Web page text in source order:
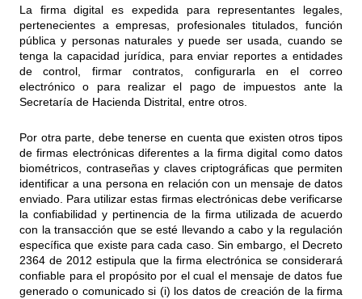
La firma digital es expedida para representantes legales,
pertenecientes a empresas, profesionales titulados, función
pública y personas naturales y puede ser usada, cuando se
tenga la capacidad jurídica, para enviar reportes a entidades
de control, firmar contratos, configurarla en el correo
electrónico o para realizar el pago de impuestos ante la
Secretaría de Hacienda Distrital, entre otros.
Por otra parte, debe tenerse en cuenta que existen otros tipos
de firmas electrónicas diferentes a la firma digital como datos
biométricos, contraseñas y claves criptográficas que permiten
identificar a una persona en relación con un mensaje de datos
enviado. Para utilizar estas firmas electrónicas debe verificarse
la confiabilidad y pertinencia de la firma utilizada de acuerdo
con la transacción que se esté llevando a cabo y la regulación
específica que existe para cada caso. Sin embargo, el Decreto
2364 de 2012 estipula que la firma electrónica se considerará
confiable para el propósito por el cual el mensaje de datos fue
generado o comunicado si (i) los datos de creación de la firma